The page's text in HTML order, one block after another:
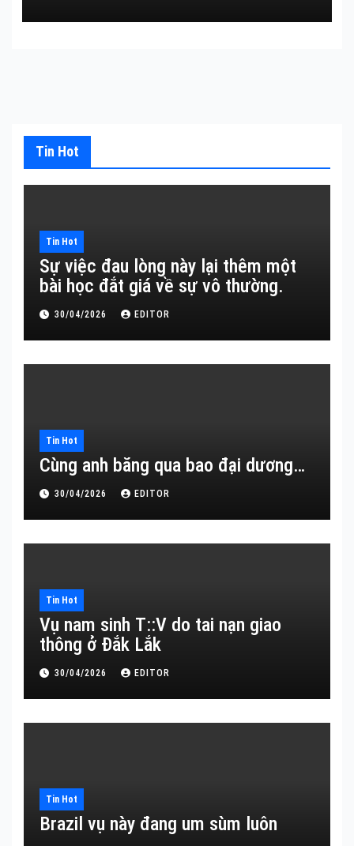
Tin Hot
Tin Hot
Sự việc đau lòng này lại thêm một
bài học đắt giá về sự vô thường.
30/04/2026 EDITOR
Tin Hot
Cùng anh băng qua bao đại dương…
30/04/2026 EDITOR
Tin Hot
Vụ nam sinh T::V do tai nạn giao
thông ở Đắk Lắk
30/04/2026 EDITOR
Tin Hot
Brazil vụ này đang um sùm luôn